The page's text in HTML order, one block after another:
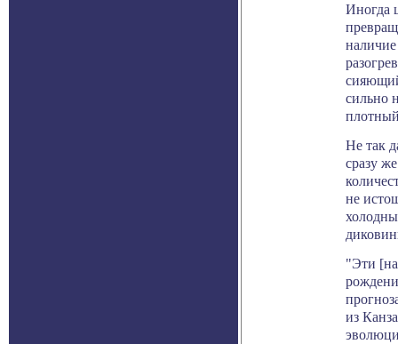
Иногда
наличие
сильно
Не так
сразу
не
"Эти
из